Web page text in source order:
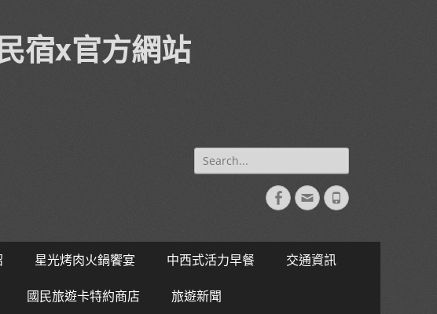
宿x官方網站
Search
for:
Facebook
EmailPhone
星光烤肉火鍋饗宴 中西式活力早餐 交通資訊
國民旅遊卡特約商店 旅遊新聞